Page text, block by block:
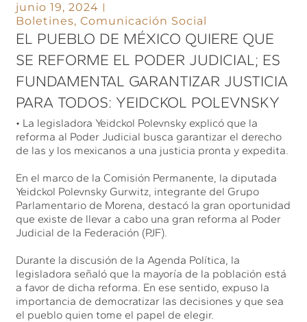
junio 19, 2024
Boletines,Comunicación Social
EL PUEBLO DE MÉXICO QUIERE QUE
SE REFORME EL PODER JUDICIAL; ES
FUNDAMENTAL GARANTIZAR JUSTICIA
PARA TODOS: YEIDCKOL POLEVNSKY
• La legisladora Yeidckol Polevnsky explicó que la
reforma al Poder Judicial busca garantizar el derecho
de las y los mexicanos a una justicia pronta y expedita.
En el marco de la Comisión Permanente, la diputada
Yeidckol Polevnsky Gurwitz, integrante del Grupo
Parlamentario de Morena, destacó la gran oportunidad
que existe de llevar a cabo una gran reforma al Poder
Judicial de la Federación (PJF).
Durante la discusión de la Agenda Política, la
legisladora señaló que la mayoría de la población está
a favor de dicha reforma. En ese sentido, expuso la
importancia de democratizar las decisiones y que sea
el pueblo quien tome el papel de elegir.